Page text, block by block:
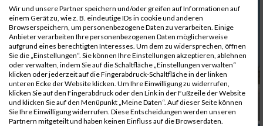
Wir und unsere Partner speichern und/oder greifen auf Informationen auf
einem Gerät zu, wie z. B. eindeutige IDs in cookie und anderen
Browserspeichern, um personenbezogene Daten zu verarbeiten. Einige
Anbieter verarbeiten Ihre personenbezogenen Daten möglicherweise
aufgrund eines berechtigten Interesses. Um dem zu widersprechen, öffnen
Sie die „Einstellungen“. Sie können Ihre Einstellungen akzeptieren, ablehnen
oder verwalten, indem Sie auf die Schaltfläche „Einstellungen verwalten“
klicken oder jederzeit auf die Fingerabdruck-Schaltfläche in der linken
unteren Ecke der Website klicken. Um Ihre Einwilligung zu widerrufen,
klicken Sie auf den Fingerabdruck oder den Link in der Fußzeile der Website
und klicken Sie auf den Menüpunkt „Meine Daten“. Auf dieser Seite können
Sie Ihre Einwilligung widerrufen. Diese Entscheidungen werden unseren
Partnern mitgeteilt und haben keinen Einfluss auf die Browserdaten.